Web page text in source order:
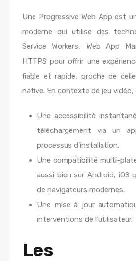
Une Progressive Web App est
moderne qui utilise des
Service Workers, Web App
HTTPS pour offrir une
fiable et rapide, proche de
native. En contexte de jeu vidéo,
Une accessibilité
téléchargement via un
processus d’installation.
Une compatibilité multi-
aussi bien sur Android, iOS
de navigateurs modernes.
Une mise à jour
interventions de l’utilisateur.
Les